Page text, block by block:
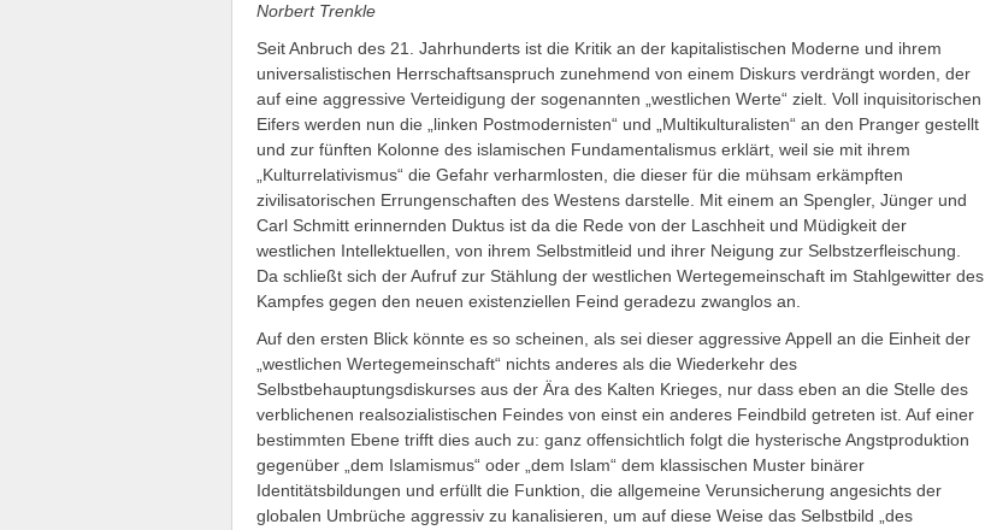
Norbert Trenkle
Seit Anbruch des 21. Jahrhunderts ist die Kritik an der kapitalistischen Moderne und ihrem
universalistischen Herrschaftsanspruch zunehmend von einem Diskurs verdrängt worden, der
auf eine aggressive Verteidigung der sogenannten „westlichen Werte“ zielt. Voll inquisitorischen
Eifers werden nun die „linken Postmodernisten“ und „Multikulturalisten“ an den Pranger gestellt
und zur fünften Kolonne des islamischen Fundamentalismus erklärt, weil sie mit ihrem
„Kulturrelativismus“ die Gefahr verharmlosten, die dieser für die mühsam erkämpften
zivilisatorischen Errungenschaften des Westens darstelle. Mit einem an Spengler, Jünger und
Carl Schmitt erinnernden Duktus ist da die Rede von der Laschheit und Müdigkeit der
westlichen Intellektuellen, von ihrem Selbstmitleid und ihrer Neigung zur Selbstzerfleischung.
Da schließt sich der Aufruf zur Stählung der westlichen Wertegemeinschaft im Stahlgewitter des
Kampfes gegen den neuen existenziellen Feind geradezu zwanglos an.
Auf den ersten Blick könnte es so scheinen, als sei dieser aggressive Appell an die Einheit der
„westlichen Wertegemeinschaft“ nichts anderes als die Wiederkehr des
Selbstbehauptungsdiskurses aus der Ära des Kalten Krieges, nur dass eben an die Stelle des
verblichenen realsozialistischen Feindes von einst ein anderes Feindbild getreten ist. Auf einer
bestimmten Ebene trifft dies auch zu: ganz offensichtlich folgt die hysterische Angstproduktion
gegenüber „dem Islamismus“ oder „dem Islam“ dem klassischen Muster binärer
Identitätsbildungen und erfüllt die Funktion, die allgemeine Verunsicherung angesichts der
globalen Umbrüche aggressiv zu kanalisieren, um auf diese Weise das Selbstbild „des